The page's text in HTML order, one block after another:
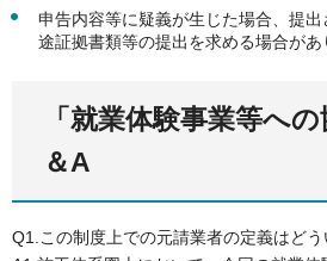
申告内容等に疑義が生じた場合、提
途証拠書類等の提出を求める場合があ
「就業体験事業等へ
＆A
Q1.この制度上での元請業者の定義はどう